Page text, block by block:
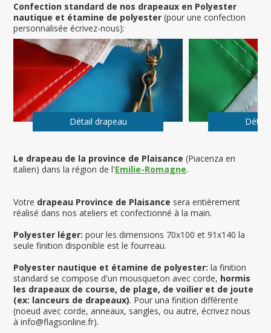
Le drapeau de la province de Plaisance (Piacenza en
italien) dans la région de l'Emilie-Romagne.
Votre drapeau Province de Plaisance sera entièrement
réalisé dans nos ateliers et confectionné à la main.
Polyester léger: pour les dimensions 70x100 et 91x140 la
seule finition disponible est le fourreau.
Polyester nautique et étamine de polyester: la finition
standard se compose d'un mousqueton avec corde, hormis
les drapeaux de course, de plage, de voilier et de joute
(ex: lanceurs de drapeaux). Pour una finition différente
(noeud avec corde, anneaux, sangles, ou autre, écrivez nous
à info@flagsonline.fr).
Confection standard de nos drapeaux en Polyester
nautique et étamine de polyester(pour une confection
personnalisée écrivez-nous):
Détail drapeau Détail